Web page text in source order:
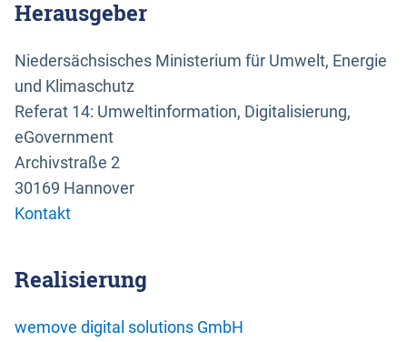
Herausgeber
Niedersächsisches Ministerium für Umwelt, Energie
und Klimaschutz
Referat 14: Umweltinformation, Digitalisierung,
eGovernment
Archivstraße 2
30169 Hannover
Kontakt
Realisierung
wemove digital solutions GmbH